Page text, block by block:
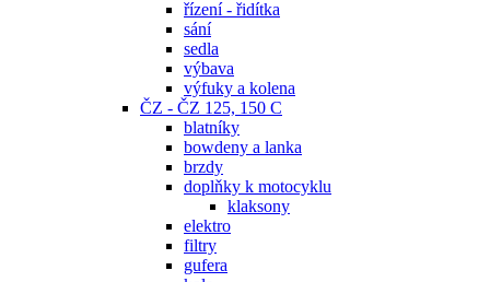
řízení - řidítka
sání
sedla
výbava
výfuky a kolena
ČZ - ČZ 125, 150 C
blatníky
bowdeny a lanka
brzdy
doplňky k motocyklu
klaksony
elektro
filtry
gufera